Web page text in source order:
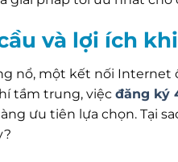
và lợi ích
nổ, một kết nối
tầm trung, việc đăng ký
ưu tiên lựa chọn. Tại